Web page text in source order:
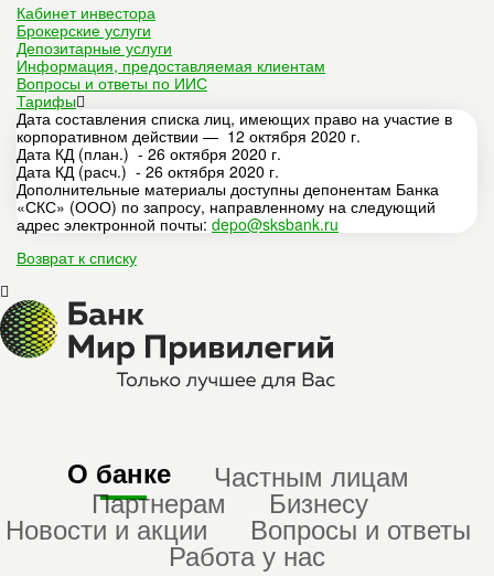
Кабинет инвестора
Брокерские услуги
Депозитарные услуги
Информация, предоставляемая клиентам
Вопросы и ответы по ИИС
Тарифы
Дата составления списка лиц, имеющих право на участие в
корпоративном действии — 12 октября 2020 г.
Дата КД (план.) - 26 октября 2020 г.
Дата КД (расч.) - 26 октября 2020 г.
Дополнительные материалы доступны депонентам Банка
«СКС» (ООО) по запросу, направленному на следующий
адрес электронной почты: depo@sksbank.ru
Возврат к списку
О банке Частным лицам
Партнерам Бизнесу
Новости и акции Вопросы и ответы
Работа у нас